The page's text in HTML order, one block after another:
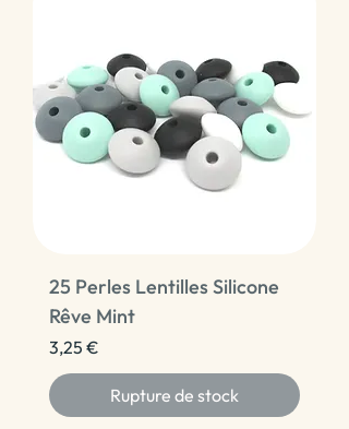
25 Perles Lentilles Silicone
Rêve Mint
Prix
3,25 €
Rupture de stock